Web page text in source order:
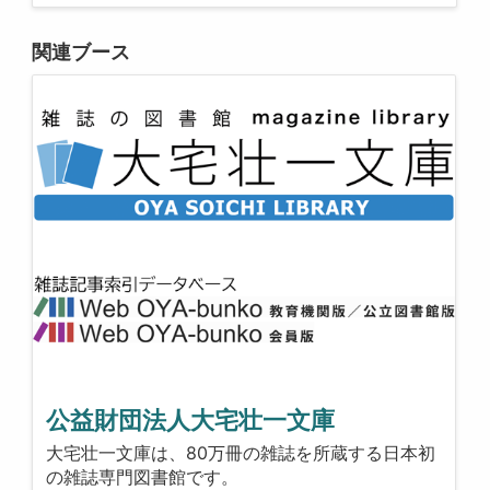
関連ブース
公益財団法人大宅壮一文庫
大宅壮一文庫は、80万冊の雑誌を所蔵する日本初
の雑誌専門図書館です。